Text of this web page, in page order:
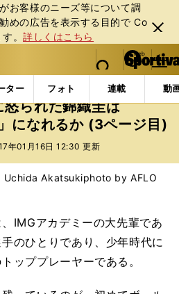
お客様のニーズ等について調
めの広告を表⽰する⽬的で Co
す。詳しくはこちら
閉じ
る
web Sportiva (webスポルティーバ)
検索
マイペ
ー
ジ
メニュ
ター フォト 連載 動
テニス マイケル・チャンに
られた錦織圭は
になれるか (3ページ目)
年01月16日 12:30 更新
Akatsukiphoto by AFLO
IMGアカデミーの大先輩であ
のひとりであり、少年時代に
ッププレーヤーである。